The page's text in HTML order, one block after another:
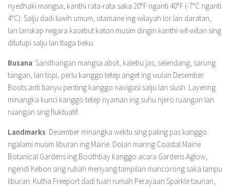
nyedhaki mangsa, kanthi rata-rata saka 20°F nganti 40°F (-7°C nganti
4°C). Salju dadi luwih umum, utamane ing wilayah lor lan daratan,
lan lanskap negara kasebut katon musim dingin kanthi wit-witan sing
ditutupi salju lan tlaga beku.
Busana: Sandhangan mangsa abot, kalebu jas, selendang, sarung
tangan, lan topi, perlu kanggo tetep anget ing wulan Desember.
Boots anti banyu penting kanggo navigasi salju lan slush. Layering
minangka kunci kanggo tetep nyaman ing suhu njero ruangan lan
ruangan sing fluktuatif.
Landmarks: Desember minangka wektu sing paling pas kanggo
ngalami musim liburan ing Maine. Dolan maring Coastal Maine
Botanical Gardens ing Boothbay kanggo acara Gardens Aglow,
ngendi Kebon sing rubah menyang tampilan mancorong saka lampu
liburan. Kutha Freeport dadi tuan rumah Perayaan Sparkle taunan,